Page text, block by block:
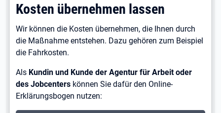
Kosten übernehmen lassen
Wir können die Kosten übernehmen, die Ihnen durch
die Maßnahme entstehen. Dazu gehören zum Beispiel
die Fahrkosten.
Als Kundin und Kunde der Agentur für Arbeit oder
des Jobcenterskönnen Sie dafür den Online-
Erklärungsbogen nutzen: